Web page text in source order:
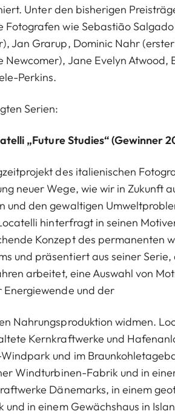
Unter den bisherigen
Fotografen wie Sebastião
Jan Grarup, Dominic Nahr
Newcomer), Jane Evelyn Atwood,
Perkins.
Serien:
„Future Studies“ (Gewinner
des italienischen
neuer Wege, wie wir in Zukunft
und den gewaltigen
hinterfragt in seinen
Konzept des permanenten
und präsentiert aus seiner
arbeitet, eine Auswahl von
Energiewende und der
Nahrungsproduktion widmen.
Kernkraftwerke und
und im
Windturbinen-Fabrik und in
Dänemarks, in einem
und in einem Gewächshaus in